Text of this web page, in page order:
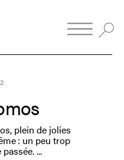
plein de jolies
: un peu trop
passée.